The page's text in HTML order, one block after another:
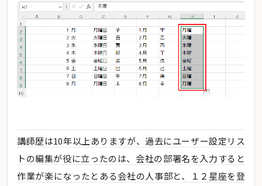
講師歴は10年以上ありますが、過去にユーザー設定リス
トの編集が役に立ったのは、会社の部署名を入力すると
作業が楽になったとある会社の人事部と、１２星座を登